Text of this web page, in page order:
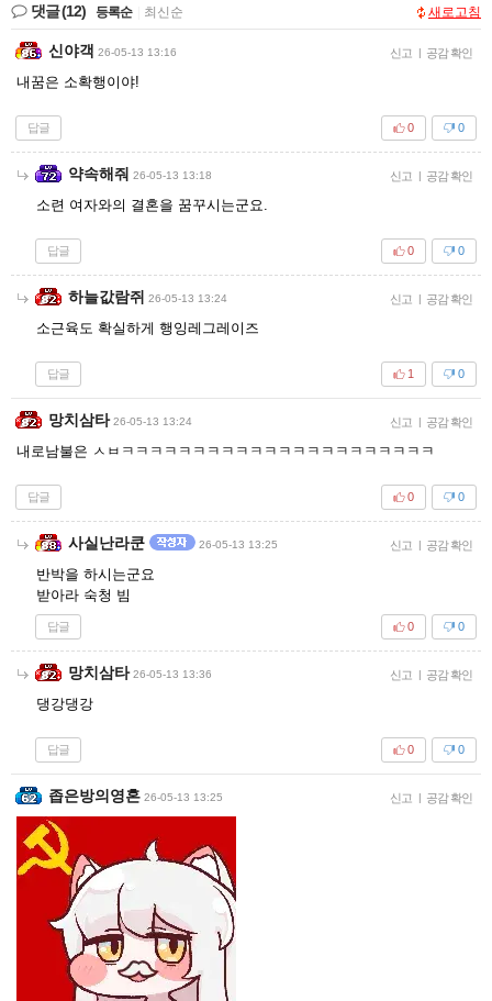
댓글(12) 등록순 최신순 새로고침
신야객 26-05-13 13:16 신고 | 공감 확인
내꿈은 소확행이야!
답글 0
0
약속해줘 26-05-13 13:18 신고 | 공감 확인
소련 여자와의 결혼을 꿈꾸시는군요.
답글 0
0
하늘값람쥐 26-05-13 13:24 신고 | 공감 확인
소근육도 확실하게 행잉레그레이즈
답글 0
1
망치삼타 26-05-13 13:24 신고 | 공감 확인
내로남불은 ㅅㅂㅋㅋㅋㅋㅋㅋㅋㅋㅋㅋㅋㅋㅋㅋㅋㅋㅋㅋㅋㅋㅋㅋ
답글 0
0
사실난라쿤 26-05-13 13:25 신고 | 공감 확인
반박을 하시는군요
받아라 숙청 빔
답글 0
0
망치삼타 26-05-13 13:36 신고 | 공감 확인
댕강댕강
답글 0
0
좁은방의영혼 26-05-13 13:25 신고 | 공감 확인